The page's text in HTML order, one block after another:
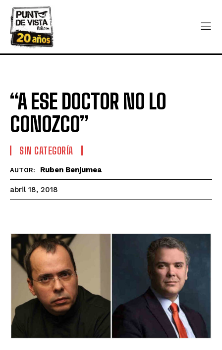
“A ESE DOCTOR NO LO
CONOZCO”
SIN CATEGORÍA
AUTOR: Ruben Benjumea
abril 18, 2018